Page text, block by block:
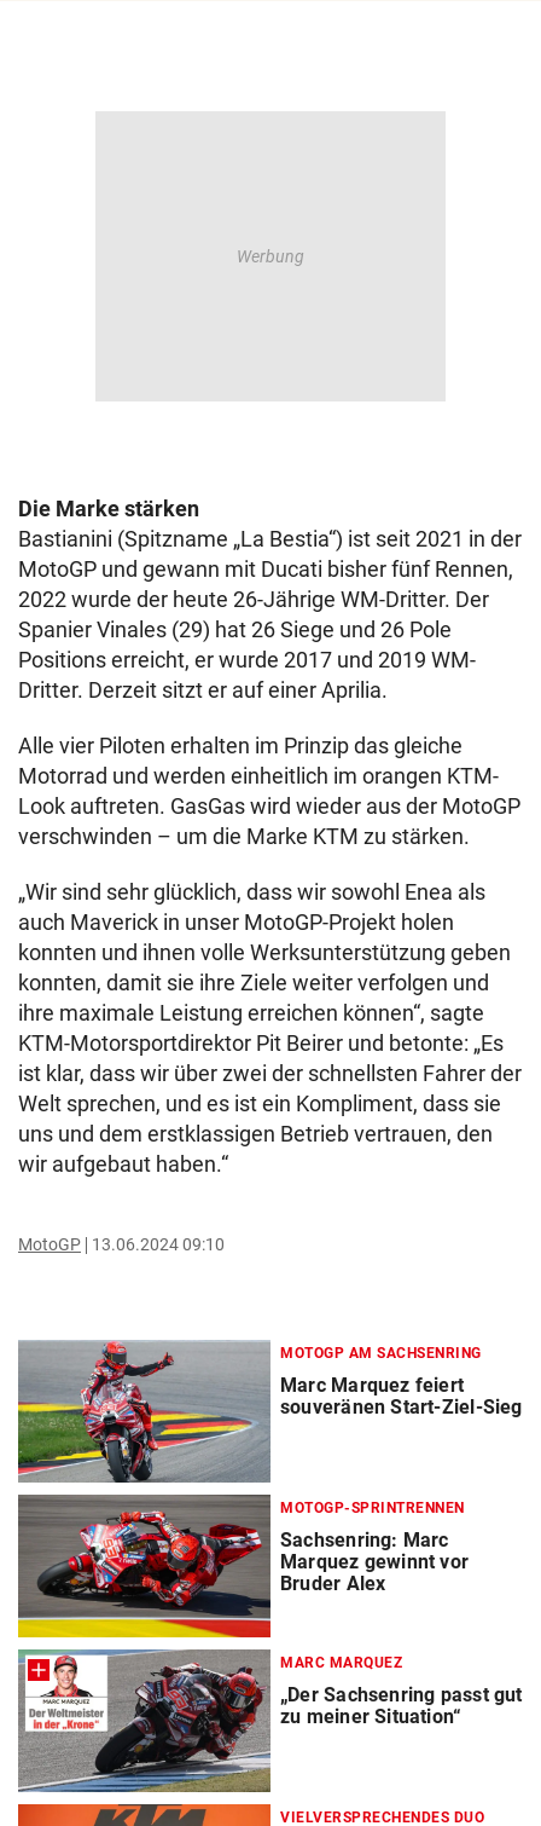
Die Marke stärken
Bastianini (Spitzname „La Bestia“) ist seit 2021 in der
MotoGP und gewann mit Ducati bisher fünf Rennen,
2022 wurde der heute 26-Jährige WM-Dritter. Der
Spanier Vinales (29) hat 26 Siege und 26 Pole
Positions erreicht, er wurde 2017 und 2019 WM-
Dritter. Derzeit sitzt er auf einer Aprilia.
Alle vier Piloten erhalten im Prinzip das gleiche
Motorrad und werden einheitlich im orangen KTM-
Look auftreten. GasGas wird wieder aus der MotoGP
verschwinden – um die Marke KTM zu stärken.
„Wir sind sehr glücklich, dass wir sowohl Enea als
auch Maverick in unser MotoGP-Projekt holen
konnten und ihnen volle Werksunterstützung geben
konnten, damit sie ihre Ziele weiter verfolgen und
ihre maximale Leistung erreichen können“, sagte
KTM-Motorsportdirektor Pit Beirer und betonte: „Es
ist klar, dass wir über zwei der schnellsten Fahrer der
Welt sprechen, und es ist ein Kompliment, dass sie
uns und dem erstklassigen Betrieb vertrauen, den
wir aufgebaut haben.“
MotoGP 13.06.2024 09:10
MOTOGP AM SACHSENRING
Marc Marquez feiert
souveränen Start-Ziel-Sieg
MOTOGP-SPRINTRENNEN
Sachsenring: Marc
Marquez gewinnt vor
Bruder Alex
MARC MARQUEZ
„Der Sachsenring passt gut
zu meiner Situation“
VIELVERSPRECHENDES DUO